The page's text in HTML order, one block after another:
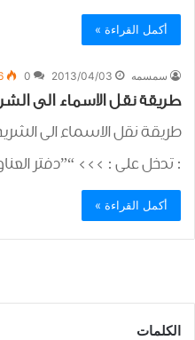
أكمل القراءة »
سمسمه 2013/04/03
0
طريقة نقل الاسماء الى
طريقة نقل الاسماء الى
: تدخل على : >>> “”دفتر
أكمل القراءة »
الكلمات